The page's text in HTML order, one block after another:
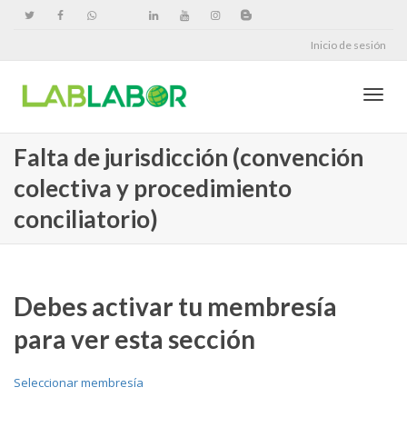
Inicio de sesión
Falta de jurisdicción (convención
colectiva y procedimiento
conciliatorio)
Debes activar tu membresía
para ver esta sección
Seleccionar membresía